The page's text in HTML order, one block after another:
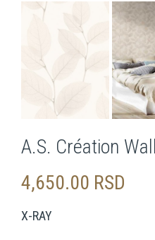
A.S. Création
4,650.00 RSD
X-RAY